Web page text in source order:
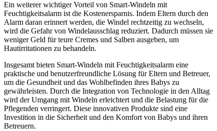
Ein weiterer wichtiger Vorteil von Smart-Windeln mit
Feuchtigkeitsalarm ist die Kostenersparnis. Indem Eltern durch den
Alarm daran erinnert werden, die Windel rechtzeitig zu wechseln,
wird die Gefahr von Windelausschlag reduziert. Dadurch müssen sie
weniger Geld für teure Cremes und Salben ausgeben, um
Hautirritationen zu behandeln.
Insgesamt bieten Smart-Windeln mit Feuchtigkeitsalarm eine
praktische und benutzerfreundliche Lösung für Eltern und Betreuer,
um die Gesundheit und das Wohlbefinden ihres Babys zu
gewährleisten. Durch die Integration von Technologie in den Alltag
wird der Umgang mit Windeln erleichtert und die Belastung für die
Pflegenden verringert. Diese innovativen Produkte sind eine
Investition in die Sicherheit und den Komfort von Babys und ihren
Betreuern.